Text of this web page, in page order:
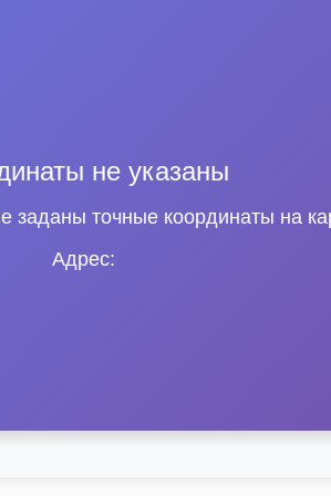
не указаны
точные координаты на
Адрес: